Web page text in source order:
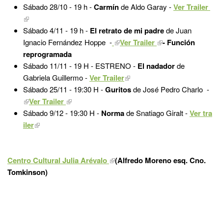
Sábado 28/10 - 19 h -Carmínde Aldo Garay -Ver Trailer
Sábado 4/11 - 19 h - El retrato de mi padrede Juan
Ignacio Fernández Hoppe - Ver Trailer
- Función
reprogramada
Sábado 11/11 - 19 H - ESTRENO - El nadadorde
Gabriela Guillermo -Ver Trailer
Sábado 25/11 - 19:30 H -Guritosde José Pedro Charlo -
Ver Trailer
Sábado 9/12 - 19:30 H - Normade Snatiago Giralt -Ver tra
iler
Centro Cultural Julia Arévalo
(Alfredo Moreno esq. Cno.
Tomkinson)